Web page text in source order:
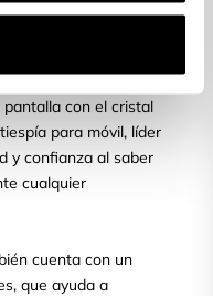
con el cristal
para móvil, líder
y confianza al saber
cualquier
cuenta con un
que ayuda a